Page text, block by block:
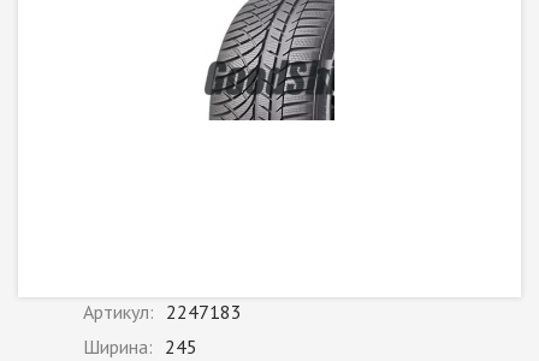
Артикул: 2247183
Ширина: 245